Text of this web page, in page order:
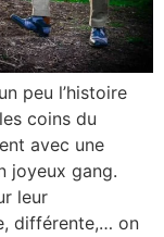
peu l’histoire
coins du
avec une
joyeux gang.
leur
différente,… on